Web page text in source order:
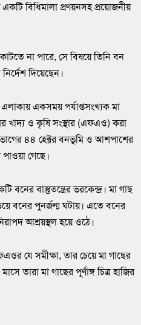
একটি বিধিমালা প্রণয়নসহ প্রয়োজনীয়
না পারে, সে বিষয়ে তিনি বন
দিয়েছেন।
একসময় পর্যাপ্তসংখ্যক মা
খাদ্য ও কৃষি সংস্থার (এফএও) করা
৪৪ হেক্টর বনভূমি ও আশপাশের
গেছে।
বাস্তুতন্ত্রের ভরকেন্দ্র। মা গাছ
বনের পুনর্জন্ম ঘটায়। এতে বনের
আশ্রয়স্থল হয়ে ওঠে।
যে সমীক্ষা, তার চেয়ে মা গাছের
তারা মা গাছের পূর্ণাঙ্গ চিত্র হাজির